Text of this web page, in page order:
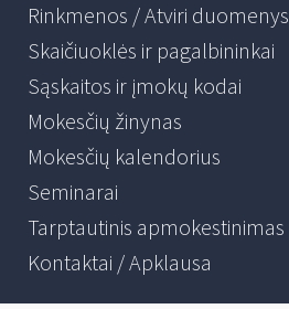
Rinkmenos / Atviri duomenys
Skaičiuoklės ir pagalbininkai
Sąskaitos ir įmokų kodai
Mokesčių žinynas
Mokesčių kalendorius
Seminarai
Tarptautinis apmokestinimas
Kontaktai / Apklausa